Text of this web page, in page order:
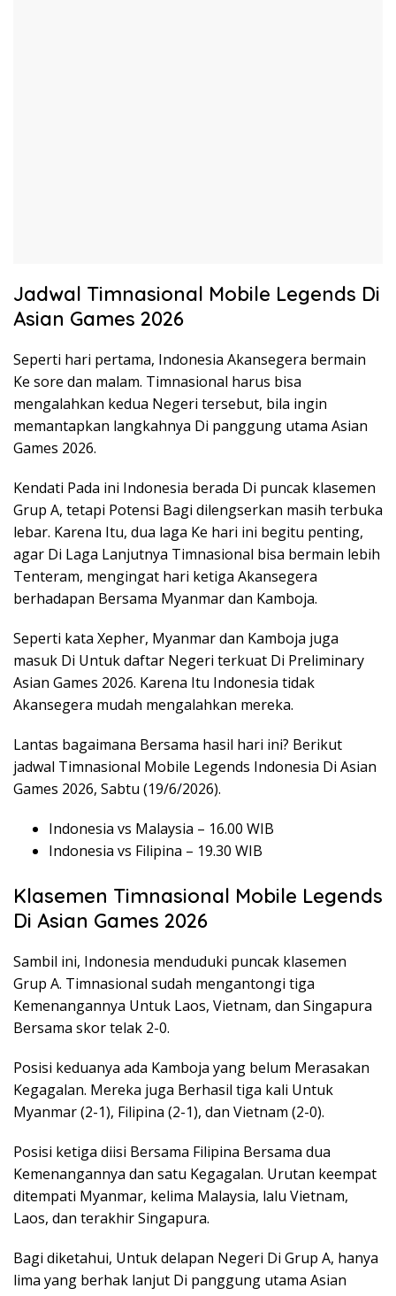
Jadwal Timnasional Mobile Legends Di
Asian Games 2026
Seperti hari pertama, Indonesia Akansegera bermain
Ke sore dan malam. Timnasional harus bisa
mengalahkan kedua Negeri tersebut, bila ingin
memantapkan langkahnya Di panggung utama Asian
Games 2026.
Kendati Pada ini Indonesia berada Di puncak klasemen
Grup A, tetapi Potensi Bagi dilengserkan masih terbuka
lebar. Karena Itu, dua laga Ke hari ini begitu penting,
agar Di Laga Lanjutnya Timnasional bisa bermain lebih
Tenteram, mengingat hari ketiga Akansegera
berhadapan Bersama Myanmar dan Kamboja.
Seperti kata Xepher, Myanmar dan Kamboja juga
masuk Di Untuk daftar Negeri terkuat Di Preliminary
Asian Games 2026. Karena Itu Indonesia tidak
Akansegera mudah mengalahkan mereka.
Lantas bagaimana Bersama hasil hari ini? Berikut
jadwal Timnasional Mobile Legends Indonesia Di Asian
Games 2026, Sabtu (19/6/2026).
Indonesia vs Malaysia – 16.00 WIB
Indonesia vs Filipina – 19.30 WIB
Klasemen Timnasional Mobile Legends
Di Asian Games 2026
Sambil ini, Indonesia menduduki puncak klasemen
Grup A. Timnasional sudah mengantongi tiga
Kemenangannya Untuk Laos, Vietnam, dan Singapura
Bersama skor telak 2-0.
Posisi keduanya ada Kamboja yang belum Merasakan
Kegagalan. Mereka juga Berhasil tiga kali Untuk
Myanmar (2-1), Filipina (2-1), dan Vietnam (2-0).
Posisi ketiga diisi Bersama Filipina Bersama dua
Kemenangannya dan satu Kegagalan. Urutan keempat
ditempati Myanmar, kelima Malaysia, lalu Vietnam,
Laos, dan terakhir Singapura.
Bagi diketahui, Untuk delapan Negeri Di Grup A, hanya
lima yang berhak lanjut Di panggung utama Asian